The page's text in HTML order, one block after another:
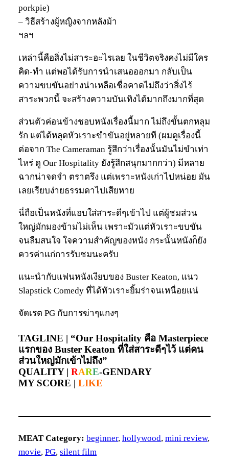
porkpie)
– วิธีสร้างผู้หญิงจากหลังม้า
ฯลฯ
เหล่านี้คือสิ่งไม่สาระอะไรเลย ในชีวิตจริงคงไม่มีใคร
คิด-ทำ แต่พอได้รับการนำเสนอออกมา กลับเป็น
ความขบขันอย่างน่าเหลือเชื่อคาดไม่ถึงว่าสิ่งไร้
สาระพวกนี้ จะสร้างความบันเทิงได้มากถึงมากที่สุด
ส่วนตัวค่อนข้างชอบหนังเรื่องนี้มาก ไม่ถึงขั้นตกหลุม
รัก แต่ได้หลุดหัวเราะขำขันอยู่หลายที (ผมดูเรื่องนี้
ต่อจาก The Cameraman รู้สึกว่าเรื่องนั้นมันไม่ขำเท่า
ไหร่ ดู Our Hospitality ยังรู้สึกสนุกมากกว่า) มีหลาย
ฉากน่าจดจำ ตราตรึง แต่เพราะหนังเก่าไปหน่อย มัน
เลยเรียบง่ายธรรมดาไปเสียหาย
นี่ถือเป็นหนังที่แอบใส่สาระดีๆเข้าไป แต่ผู้ชมส่วน
ใหญ่มักมองข้ามไม่เห็น เพราะมัวแต่หัวเราะขบขัน
จนลืมสนใจ ใจความสำคัญของหนัง กระนั้นหนังก็ยัง
ควรค่าแก่การรับชมนะครับ
แนะนำกับแฟนหนังเงียบของ Buster Keaton, แนว
Slapstick Comedy ที่ได้หัวเราะยิ้มร่าจนเหนื่อยแน่
จัดเรต PG กับการฆ่าๆแกงๆ
TAGLINE | “Our Hospitality คือ Masterpiece
แรกของ Buster Keaton ที่ใส่สาระดีๆไว้ แต่คน
ส่วนใหญ่มักเข้าไม่ถึง”
QUALITY | RARE-GENDARY
MY SCORE | LIKE
MEAT Category: beginner, hollywood, mini review
movie, PG, silent film